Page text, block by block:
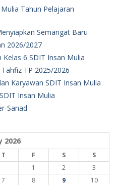
Tahun Pelajaran
Semangat Baru
2026/2027
Kelas 6 SDIT Insan Mulia
TP 2025/2026
Karyawan SDIT Insan Mulia
Insan Mulia
Sanad
2026
T F S
S
1
2
3
7 8 9
10